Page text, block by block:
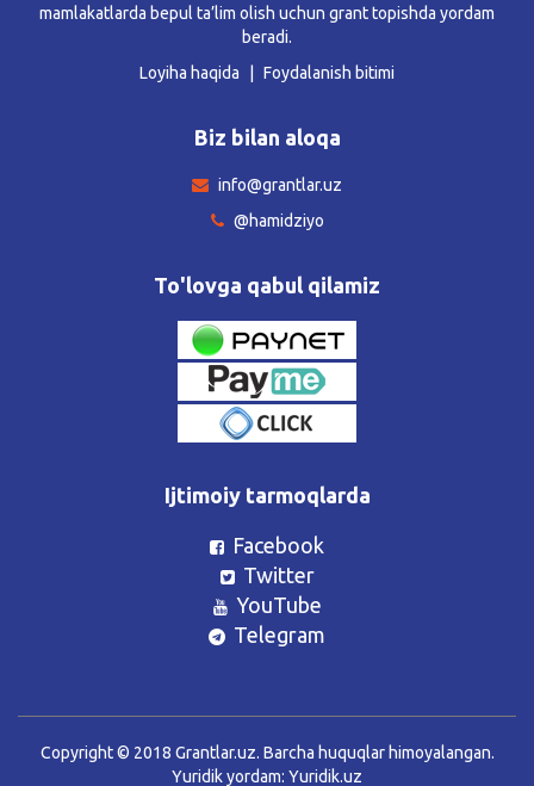
mamlakatlarda bepul ta’lim olish uchun grant topishda yordam
beradi.
Loyiha haqida
Foydalanish bitimi
Biz bilan aloqa
info@grantlar.uz
@hamidziyo
To'lovga qabul qilamiz
Ijtimoiy tarmoqlarda
Facebook
Twitter
YouTube
Telegram
Copyright © 2018 Grantlar.uz. Barcha huquqlar himoyalangan.
Yuridik yordam: Yuridik.uz